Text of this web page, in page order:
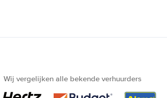
Wij vergelijken alle bekende verhuurders